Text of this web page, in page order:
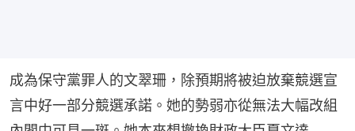
成為保守黨罪人的文翠珊，除預期將被迫放棄競選宣
言中好一部分競選承諾。她的勢弱亦從無法大幅改組